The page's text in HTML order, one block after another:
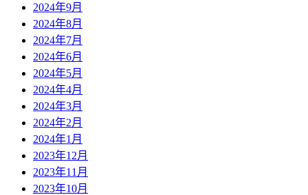
2024年9月
2024年8月
2024年7月
2024年6月
2024年5月
2024年4月
2024年3月
2024年2月
2024年1月
2023年12月
2023年11月
2023年10月